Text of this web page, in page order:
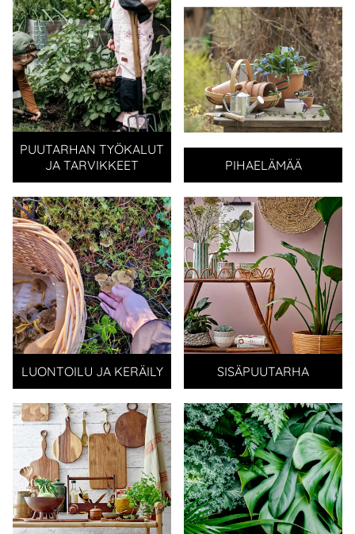
PUUTARHAN TYÖKALUT
JA TARVIKKEET
PIHAELÄMÄÄ
LUONTOILU JA KERÄILY SISÄPUUTARHA